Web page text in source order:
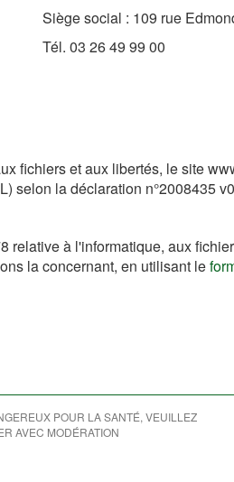
Siège social : 109 rue
Tél. 03 26 49 99 00
fichiers et aux libertés, le site
selon la déclaration n°2008435
à l'informatique, aux
la concernant, en utilisant le
POUR LA SANTÉ, VEUILLEZ
AVEC MODÉRATION